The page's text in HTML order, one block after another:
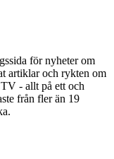
för nyheter om
artiklar och rykten om
- allt på ett och
från fler än 19